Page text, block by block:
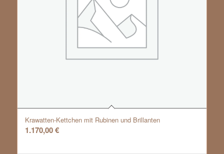
Krawatten-Kettchen mit Rubinen und Brillanten
1.170,00€